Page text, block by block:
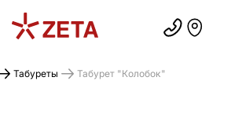
Табуреты Табурет "Колобок"